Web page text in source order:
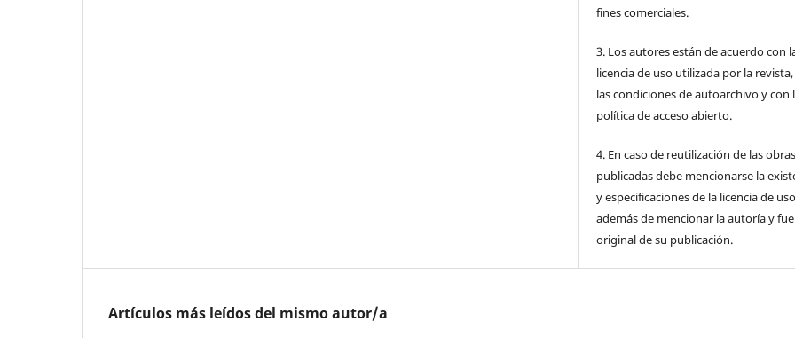
fines comerciales.
3. Los autores están de acuerdo con
licencia de uso utilizada por la
las condiciones de autoarchivo y con
política de acceso abierto.
4. En caso de reutilización de las obras
publicadas debe mencionarse la
y especificaciones de la licencia de uso
además de mencionar la autoría y
original de su publicación.
Artículos más leídos del mismo autor/a